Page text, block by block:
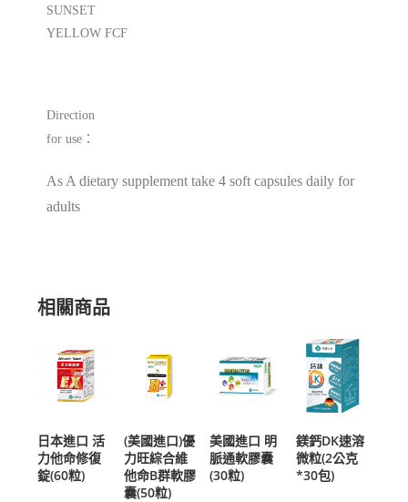
SUNSET
YELLOW FCF
Direction
for use ：
As A dietary supplement take 4 soft capsules daily for
adults
相關商品
日本進口 活
力他命修復
錠(60粒)
(美國進口)優
力旺綜合維
他命B群軟膠
囊(50粒)
美國進口 明
脈通軟膠囊
(30粒)
鎂鈣DK速溶
微粒(2公克
*30包)